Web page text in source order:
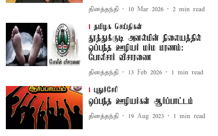
தினத்தந்தி 10 Mar 2026 2 min read
தமிழக செய்திகள்
தூத்துக்குடி அனல்மின் நிலையத்தில்
ஒப்பந்த ஊழியர் மர்ம மரணம்:
போலீசார் விசாரணை
தினத்தந்தி 13 Feb 2026 1 min read
புதுச்சேரி
ஒப்பந்த ஊழியர்கள் ஆர்ப்பாட்டம்
தினத்தந்தி 19 Aug 2023 1 min read